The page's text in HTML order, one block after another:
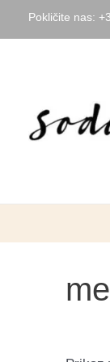
Pokličite nas: